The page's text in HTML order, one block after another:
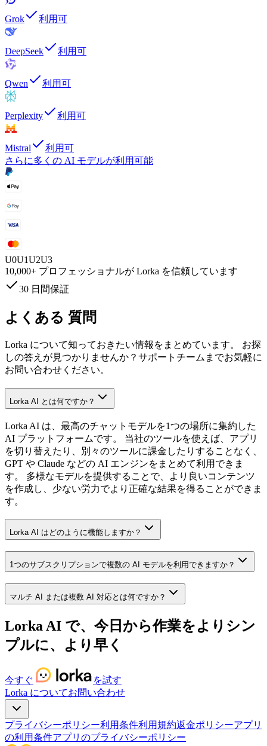
Grok 利用可
DeepSeek 利用可
Qwen 利用可
Perplexity 利用可
Mistral
利用可
さらに多くの AI モデルが利用可能
U0U1U2U3
10,000+ プロフェッショナルが Lorka を信頼しています
30 日間保証
よくある 質問
Lorka について知っておきたい情報をまとめています。 お探
しの答えが見つかりませんか？サポートチームまでお気軽に
お問い合わせください。
Lorka AI とは何ですか？
Lorka AI は、最高のチャットモデルを1つの場所に集約した
AI プラットフォームです。 当社のツールを使えば、アプリ
を切り替えたり、別々のツールに課金したりすることなく、
GPT や Claude などの AI エンジンをまとめて利用できま
す。 多様なモデルを提供することで、より良いコンテンツ
を作成し、少ない労力でより正確な結果を得ることができま
す。
Lorka AI はどのように機能しますか？
1つのサブスクリプションで複数の AI モデルを利用できますか？
マルチ AI または複数 AI 対応とは何ですか？
Lorka AI で、今日から作業をよりシン
プルに、より早く
今すぐ
を試す
Lorka についてお問い合わせ
プライバシーポリシー利用条件利用規約返金ポリシーアプリ
の利用条件アプリのプライバシーポリシー